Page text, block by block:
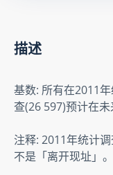
描述
基数: 所有在2011
查(26 597)预计在
注释: 2011年统计
不是「离开现址」。